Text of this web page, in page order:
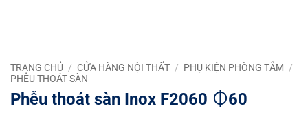
TRANG CHỦ / CỬA HÀNG NỘI THẤT / PHỤ KIỆN PHÒNG TẮM /
PHỄU THOÁT SÀN
Phễu thoát sàn Inox F2060 ⏀60